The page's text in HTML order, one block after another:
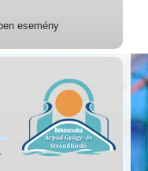
esemény